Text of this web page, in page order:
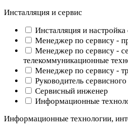
Инсталляция и сервис
Инсталляция и
Менеджер по сервису -
Менеджер по сервису -
телекоммуникационные
Менеджер по сервису -
Руководитель
Сервисный инженер
Информационные
Информационные технологии,